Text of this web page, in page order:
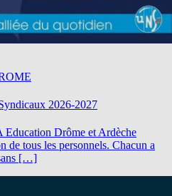
2026-2027
Education Drôme et Ardèche
de tous les personnels. Chacun a
[…]